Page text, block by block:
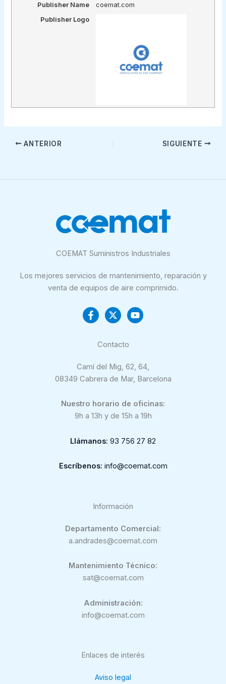
Publisher Name
coemat.com
Publisher Logo
ANTERIOR SIGUIENTE
COEMAT Suministros Industriales
Los mejores servicios de mantenimiento, reparación y
venta de equipos de aire comprimido.
Contacto
Camí del Mig, 62, 64,
08349 Cabrera de Mar, Barcelona
Nuestro horario de oficinas:
9h a 13h y de 15h a 19h
Llámanos: 93 756 27 82
Escríbenos: info@coemat.com
Información
Departamento Comercial:
a.andrades@coemat.com
Mantenimiento Técnico:
sat@coemat.com
Administración:
info@coemat.com
Enlaces de interés
Aviso legal